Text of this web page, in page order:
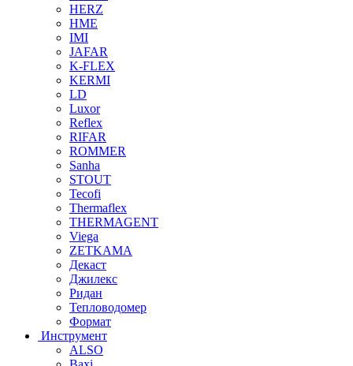
HERZ
HME
IMI
JAFAR
K-FLEX
KERMI
LD
Luxor
Reflex
RIFAR
ROMMER
Sanha
STOUT
Tecofi
Thermaflex
THERMAGENT
Viega
ZETKAMA
Декаст
Джилекс
Ридан
Тепловодомер
Формат
Инструмент
ALSO